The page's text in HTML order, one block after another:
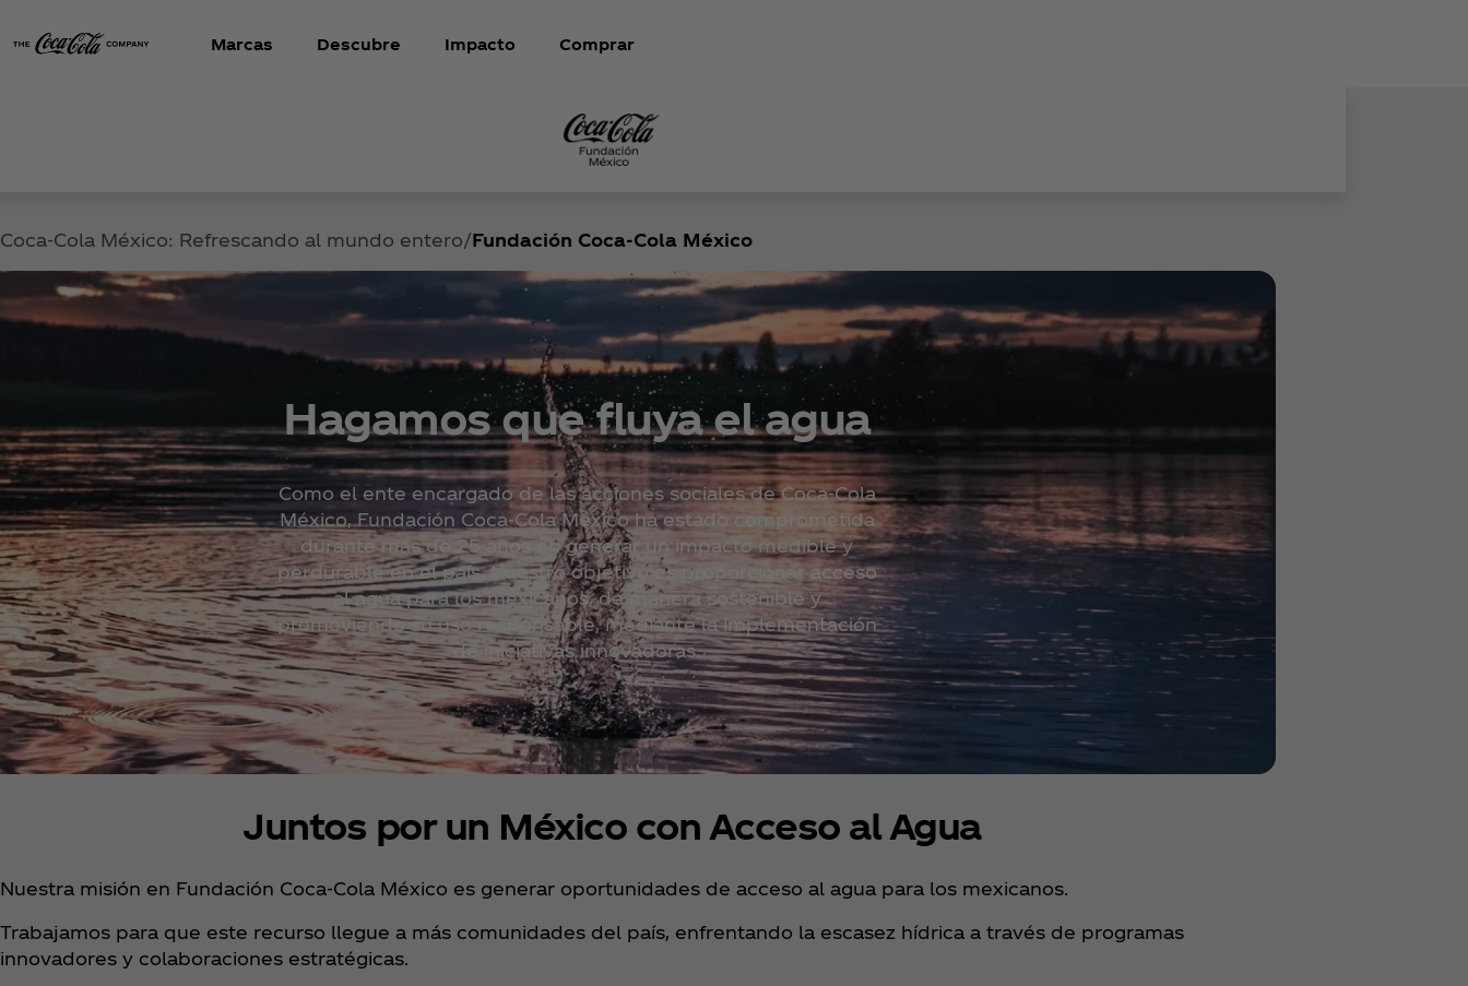
Marcas Descubre Impacto Comprar
Coca‑Cola México: Refrescando al mundo entero Fundación Coca‑Cola México
Hagamos que fluya el agua
Como el ente encargado de las acciones sociales de Coca‑Cola
México, Fundación Coca‑Cola México ha estado comprometida
durante más de 25 años en generar un impacto medible y
perdurable en el país. Nuestro objetivo es proporcionar acceso
al agua para los mexicanos, de manera sostenible y
promoviendo su uso responsable, mediante la implementación
de iniciativas innovadoras.​
Juntos por un México con Acceso al Agua​
Nuestra misión en Fundación Coca‑Cola México es generar oportunidades de acceso al agua para los mexicanos. ​
Trabajamos para que este recurso llegue a más comunidades del país, enfrentando la escasez hídrica a través de programas
innovadores y colaboraciones estratégicas.​